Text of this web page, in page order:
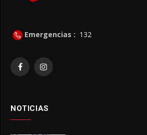
Emergencias : 132
FacebookInstagram
NOTICIAS